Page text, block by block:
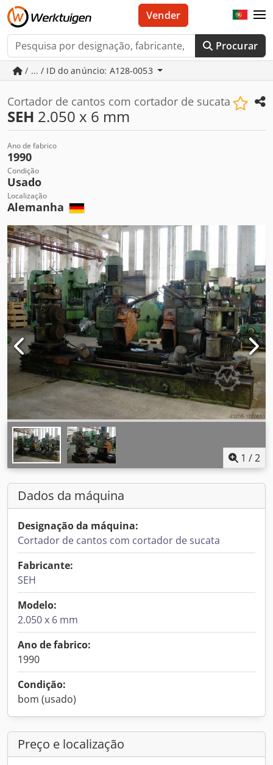
Procurar
Vender
/ ... / ID do anúncio: A128-0053
Cortador de cantos com cortador de sucata
SEH 2.050 x 6 mm
Ano de fabrico
1990
Condição
Usado
Localização
Alemanha
1 /2
Dados da máquina
Designação da máquina:
Cortador de cantos com cortador de sucata
Fabricante:
SEH
Modelo:
2.050 x 6 mm
Ano de fabrico:
1990
Condição:
bom (usado)
Preço e localização